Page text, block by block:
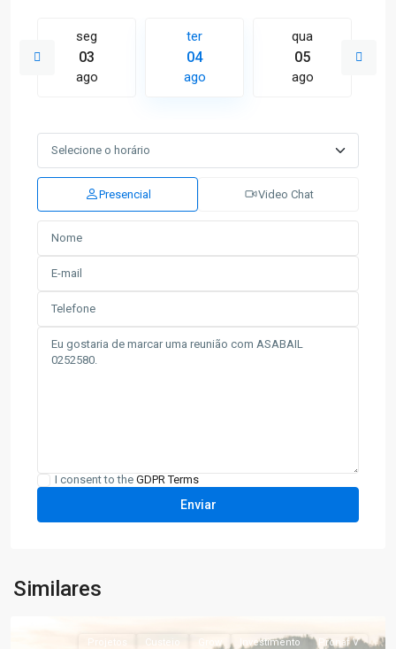
seg
03
ago
ter
04
ago
qua
05
ago
Presencial Video Chat
I consent to the GDPR Terms
Similares
da
Glória
Projetos Custeio Investimento Pronaf V